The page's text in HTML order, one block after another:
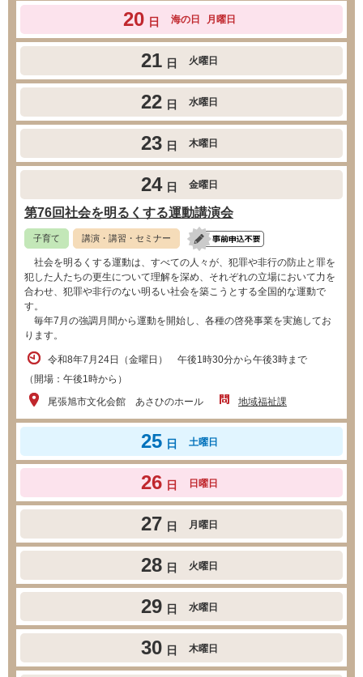
20 日 海の日 月曜日
21 日 火曜日
22 日 水曜日
23 日 木曜日
24 日 金曜日
第76回社会を明るくする運動講演会
子育て 講演・講習・セミナー
社会を明るくする運動は、すべての人々が、犯罪や非行の防止と罪を
犯した人たちの更生について理解を深め、それぞれの立場において力を
合わせ、犯罪や非行のない明るい社会を築こうとする全国的な運動で
す。
毎年7月の強調月間から運動を開始し、各種の啓発事業を実施してお
ります。
令和8年7月24日（金曜日） 午後1時30分から午後3時まで
（開場：午後1時から）
尾張旭市文化会館 あさひのホール
地域福祉課
25 日 土曜日
26 日 日曜日
27 日 月曜日
28 日 火曜日
29 日 水曜日
30 日 木曜日